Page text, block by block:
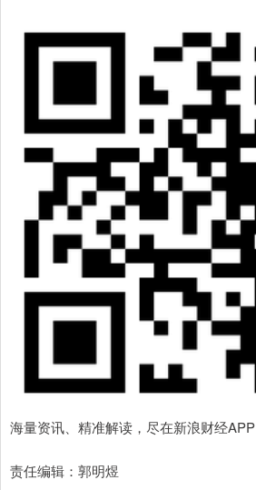
海量资讯、精准解读，尽在新浪财经APP
责任编辑：郭明煜